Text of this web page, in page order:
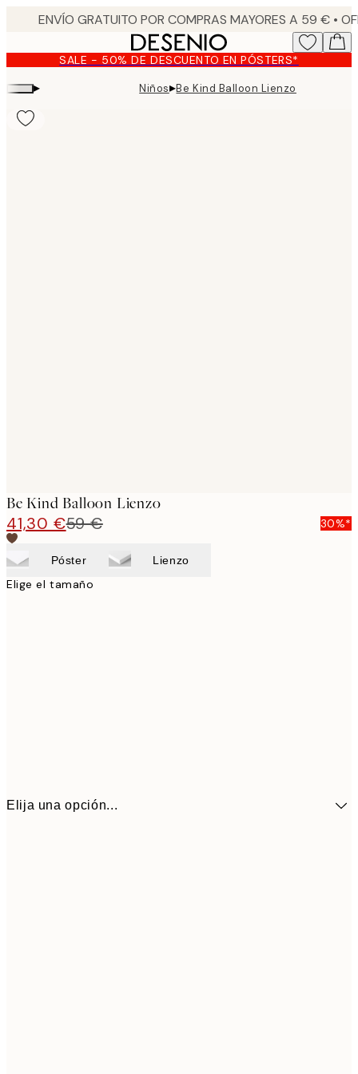
content.SALE - 50% DE DESCUENTO EN PÓSTERS*
▸ Niños▸Be Kind Balloon Lienzo
Be Kind Balloon Lienzo
41,30 €59 € 30%*
Póster Lienzo
Elige el tamaño
Elija una opción...